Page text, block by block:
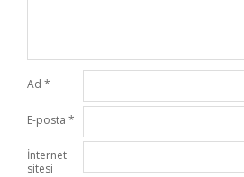
Ad *
E-posta *
İnternet
sitesi